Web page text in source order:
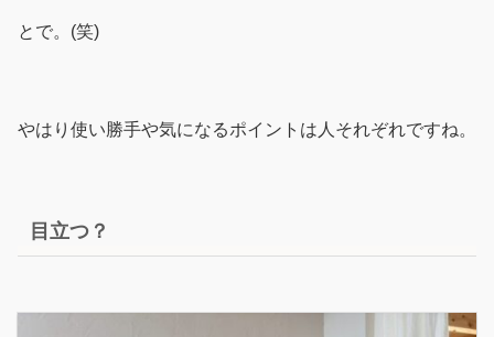
とで。(笑)
やはり使い勝手や気になるポイントは人それぞれですね。
目立つ？